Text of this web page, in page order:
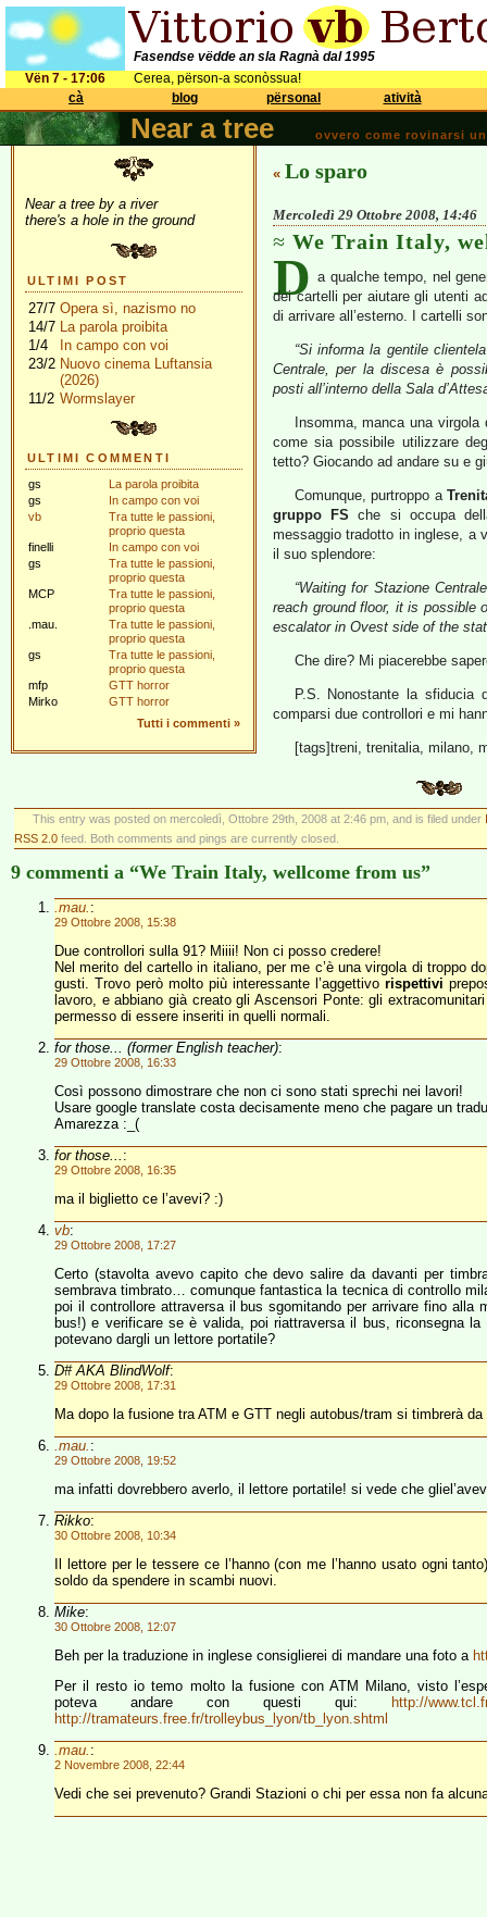
Fasendse vëdde an sla Ragnà dal 1995
Vën 7 - 17:06
Cerea, përson-a sconòssua!
cà
blog përsonal atività
Near a tree ovvero come rovinarsi
Near a tree by a river
there's a hole in the ground
ULTIMI POST
27/7 Opera sì, nazismo no
14/7 La parola proibita
1/4
In campo con voi
23/2 Nuovo cinema Luftansia
(2026)
11/2 Wormslayer
ULTIMI COMMENTI
gs
La parola proibita
gs
In campo con voi
vb
Tra tutte le passioni,
proprio questa
finelli
In campo con voi
gs
Tra tutte le passioni,
proprio questa
MCP
Tra tutte le passioni,
proprio questa
.mau.
Tra tutte le passioni,
proprio questa
gs
Tra tutte le passioni,
proprio questa
mfp
GTT horror
Mirko
GTT horror
Tutti i commenti »
« Lo sparo
Mercoledì 29 Ottobre 2008, 14:46
We Train Italy,
D a qualche tempo, nel
dei cartelli per aiutare gli utenti
di arrivare all’esterno. I cartelli
“Si informa la gentile
Centrale, per la discesa è
posti all’interno della Sala
Insomma, manca una
come sia possibile utilizzare
tetto? Giocando ad andare su e
Comunque, purtroppo a
gruppo FS che si occupa
messaggio tradotto in inglese, a
il suo splendore:
“Waiting for Stazione
reach ground floor, it is possible
escalator in Ovest side of the
Che dire? Mi piacerebbe
P.S. Nonostante la
comparsi due controllori e mi
[tags]treni, trenitalia, milano,
This entry was posted on mercoledì, Ottobre 29th, 2008 at 2:46 pm, and is filed under
RSS 2.0 feed. Both comments and pings are currently closed.
9 commenti a “We Train Italy, wellcome from us”
.mau. :
29 Ottobre 2008, 15:38
Due controllori sulla 91? Miiii! Non ci posso credere!
Nel merito del cartello in italiano, per me c’è una virgola di troppo
gusti. Trovo però molto più interessante l’aggettivorispettivi
lavoro, e abbiano già creato gli Ascensori Ponte: gli
permesso di essere inseriti in quelli normali.
for those... (former English teacher):
29 Ottobre 2008, 16:33
Così possono dimostrare che non ci sono stati sprechi nei lavori!
Usare google translate costa decisamente meno che pagare un
Amarezza :_(
for those... :
29 Ottobre 2008, 16:35
ma il biglietto ce l’avevi? :)
vb:
29 Ottobre 2008, 17:27
Certo (stavolta avevo capito che devo salire da davanti per
sembrava timbrato… comunque fantastica la tecnica di controllo
poi il controllore attraversa il bus sgomitando per arrivare fino
bus!) e verificare se è valida, poi riattraversa il bus, riconsegna
potevano dargli un lettore portatile?
D# AKA BlindWolf:
29 Ottobre 2008, 17:31
Ma dopo la fusione tra ATM e GTT negli autobus/tram si timbrerà
.mau. :
29 Ottobre 2008, 19:52
ma infatti dovrebbero averlo, il lettore portatile! si vede che
Rikko:
30 Ottobre 2008, 10:34
Il lettore per le tessere ce l’hanno (con me l’hanno usato ogni
soldo da spendere in scambi nuovi.
Mike:
30 Ottobre 2008, 12:07
Beh per la traduzione in inglese consiglierei di mandare una foto a
Per il resto io temo molto la fusione con ATM Milano, visto
poteva andare con questi qui:
http://
http://tramateurs.free.fr/trolleybus_lyon/tb_lyon.shtml
.mau. :
2 Novembre 2008, 22:44
Vedi che sei prevenuto? Grandi Stazioni o chi per essa non fa